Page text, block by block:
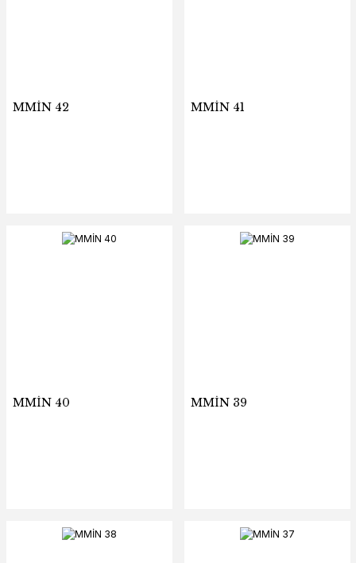
MMİN 42 MMİN 41
MMİN 40 MMİN 39